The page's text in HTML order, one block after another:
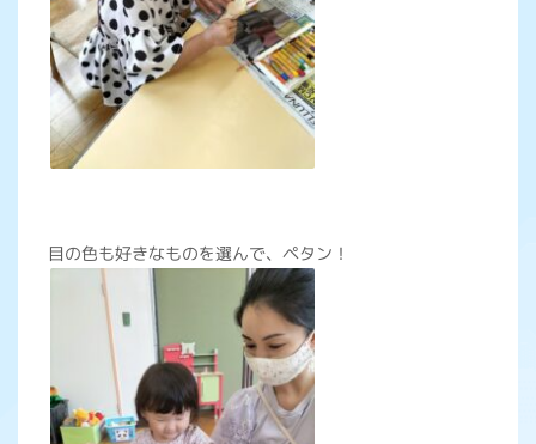
目の色も好きなものを選んで、ペタン！